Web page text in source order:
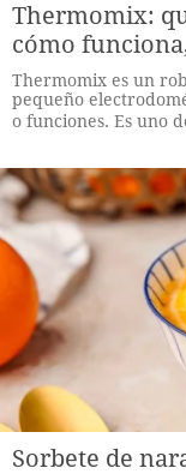
Thermomix:
cómo
Thermomix es un
pequeño
o funciones. Es uno
Sorbete de